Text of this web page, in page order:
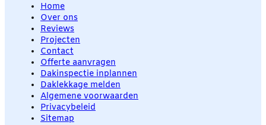
Home
Over ons
Reviews
Projecten
Contact
Offerte aanvragen
Dakinspectie inplannen
Daklekkage melden
Algemene voorwaarden
Privacybeleid
Sitemap